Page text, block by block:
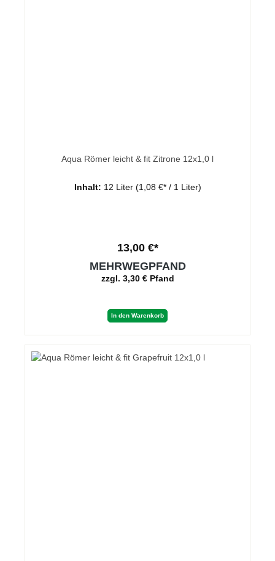
Aqua Römer leicht & fit Zitrone 12x1,0 l
Inhalt: 12 Liter (1,08 €* / 1 Liter)
13,00 €*
MEHRWEGPFAND
zzgl. 3,30 € Pfand
In den Warenkorb